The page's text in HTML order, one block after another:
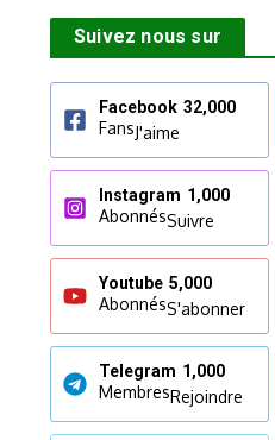
Suivez nous sur
Facebook 32,000
FansJ'aime
Instagram 1,000
AbonnésSuivre
Youtube 5,000
AbonnésS'abonner
Telegram 1,000
MembresRejoindre